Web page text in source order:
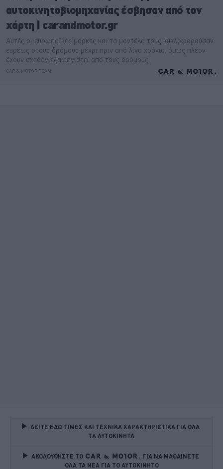
ΔΕΙΤΕ ΕΔΩ ΤΙΜΕΣ ΚΑΙ ΤΕΧΝΙΚΑ ΧΑΡΑΚΤΗΡΙΣΤΙΚΑ ΓΙΑ ΟΛΑ
ΤΑ ΑΥΤΟΚΙΝΗΤΑ
ΑΚΟΛΟΥΘΗΣΤΕ ΤΟ
ΓΙΑ ΝΑ ΜΑΘΑΙΝΕΤΕ
ΟΛΑ ΤΑ ΝΕΑ ΓΙΑ ΤΟ ΑΥΤΟΚΙΝΗΤΟ